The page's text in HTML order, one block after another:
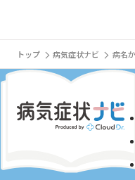
トップ 病気症状ナビ 病名